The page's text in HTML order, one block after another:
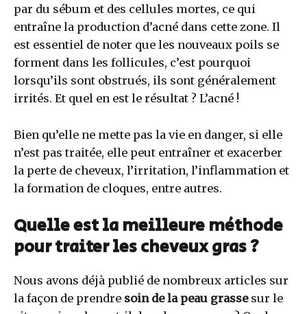
par du sébum et des cellules mortes, ce qui
entraîne la production d’acné dans cette zone. Il
est essentiel de noter que les nouveaux poils se
forment dans les follicules, c’est pourquoi
lorsqu’ils sont obstrués, ils sont généralement
irrités. Et quel en est le résultat ? L’acné !
Bien qu’elle ne mette pas la vie en danger, si elle
n’est pas traitée, elle peut entraîner et exacerber
la perte de cheveux, l’irritation, l’inflammation et
la formation de cloques, entre autres.
Quelle est la meilleure méthode
pour traiter les cheveux gras ?
Nous avons déjà publié de nombreux articles sur
la façon de prendre soin de la peau grasse sur le